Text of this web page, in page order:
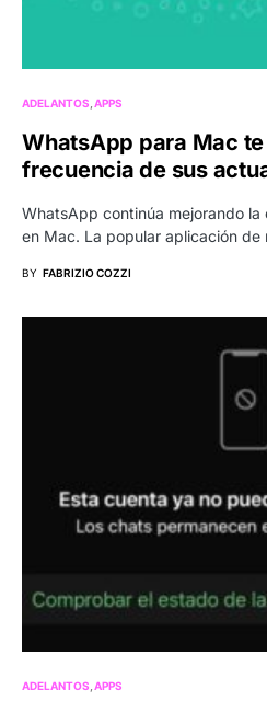
ADELANTOS APPS
WhatsApp para Mac
frecuencia de sus
WhatsApp continúa mejorando la
en Mac. La popular aplicación
BY FABRIZIO COZZI
ADELANTOS APPS